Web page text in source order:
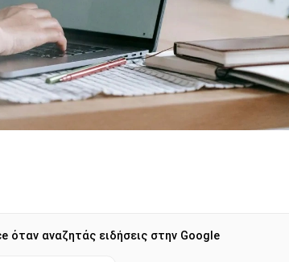
όταν αναζητάς ειδήσεις στην Google